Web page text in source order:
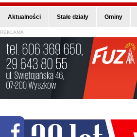
Aktualności Stałe działy Gminy
REKLAMA